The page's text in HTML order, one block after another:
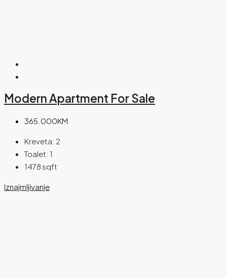
Modern Apartment For Sale
365.000KM
Kreveta: 2
Toalet: 1
1478 sqft
Iznajmljivanje